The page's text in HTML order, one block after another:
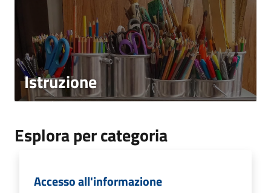
Istruzione
Esplora per categoria
Accesso all'informazione